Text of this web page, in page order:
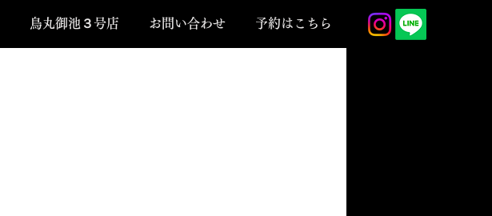
鳥丸御池３号店 お問い合わせ 予約はこちら